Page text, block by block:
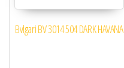
Bvlgari BV 3014 504 DARK HAVANA